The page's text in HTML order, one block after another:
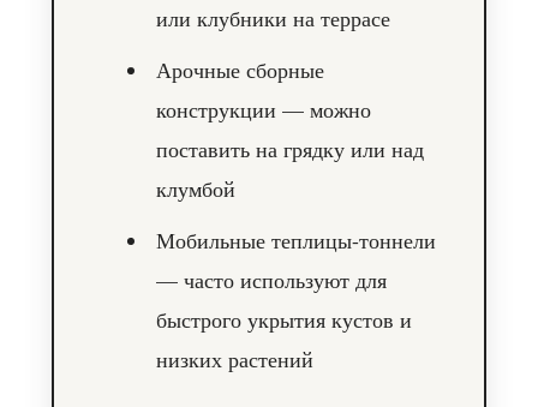
или клубники на террасе
Арочные сборные
конструкции — можно
поставить на грядку или над
клумбой
Мобильные теплицы-тоннели
— часто используют для
быстрого укрытия кустов и
низких растений